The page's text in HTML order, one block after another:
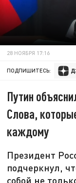
28 НОЯБРЯ 17:16
ПОДПИШИТЕСЬ:
Путин
Слова,
каждому
Президент
подчеркнул,
собой не